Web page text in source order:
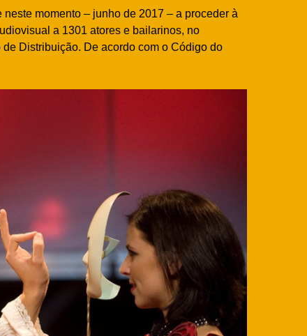
momento – junho de 2017 – a proceder à
a 1301 atores e bailarinos, no
Distribuição. De acordo com o Código do